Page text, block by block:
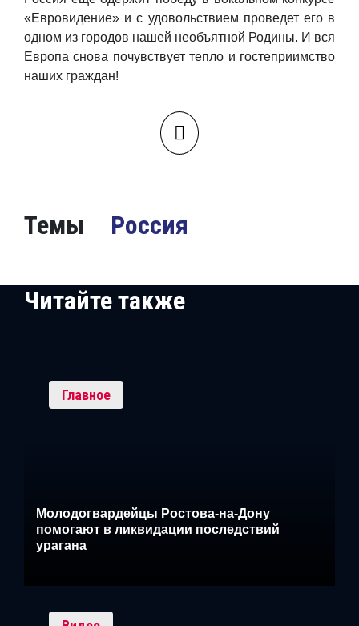
«Евровидение» и с удовольствием проведет его в
одном из городов нашей необъятной Родины. И вся
Европа снова почувствует тепло и гостеприимство
наших граждан!
Темы Россия
Читайте также
Главное
Молодогвардейцы Ростова-на-Дону
помогают в ликвидации последствий
урагана